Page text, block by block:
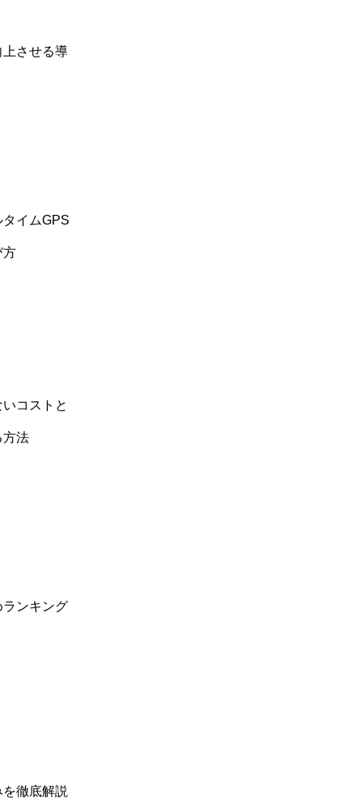
上させる導
タイムGPS
方
コストと
方法
ランキング
徹底解説